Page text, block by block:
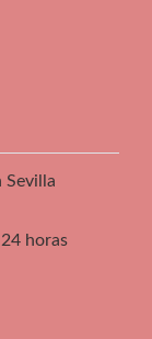
Sevilla
horas